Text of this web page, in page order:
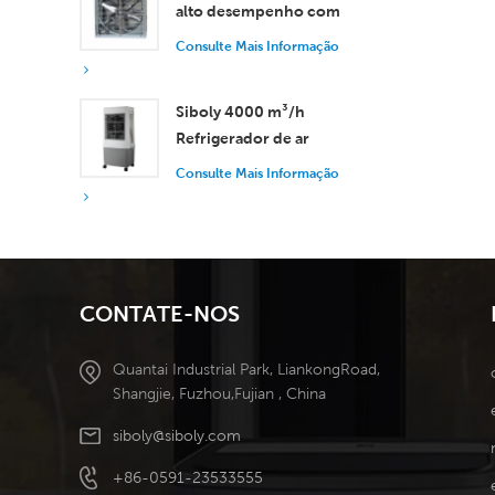
alto desempenho com
vazão de ar de 37.000
Consulte Mais Informação
Siboly 4000 m³/h
Refrigerador de ar
industrial portátil 50L
Consulte Mais Informação
CONTATE-NOS
Quantai Industrial Park, LiankongRoad,
Shangjie, Fuzhou,Fujian , China
siboly@siboly.com
+86-0591-23533555